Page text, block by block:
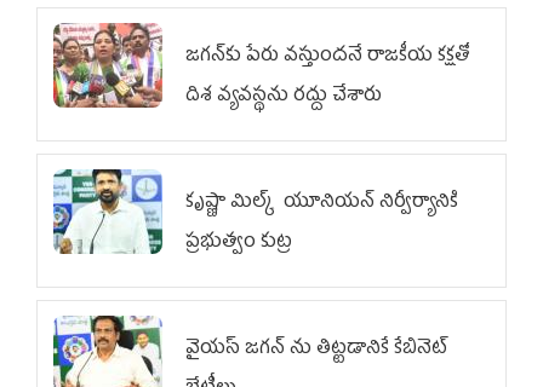
జగన్‌కు పేరు వస్తుందనే రాజకీయ కక్షతో
దిశ వ్య‌వ‌స్థ‌ను రద్దు చేశారు
కృష్ణా మిల్క్‌ యూనియన్‌ నిర్వీర్యానికి
ప్రభుత్వం కుట్ర
వైయ‌స్ జగన్‌ ను తిట్టడానికే కేబినెట్‌